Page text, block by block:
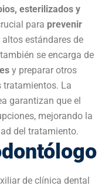
esterilizados y
para prevenir
estándares de
se encarga de
y preparar otros
tratamientos. La
garantizan que el
mejorando la
del tratamiento.
de clínica dental